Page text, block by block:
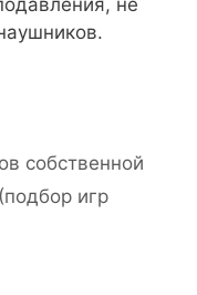
собственной
игр